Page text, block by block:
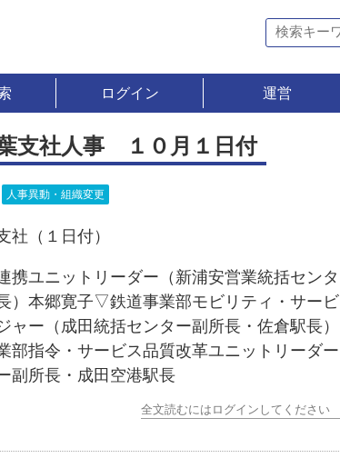
ログイン 運営
支社人事 １０月１日付
人事異動・組織変更
（１日付）
携ユニットリーダー（新浦安営業統括センタ
）本郷寛子▽鉄道事業部モビリティ・サービ
ャー（成田統括センター副所長・佐倉駅長）
部指令・サービス品質改革ユニットリーダー
副所長・成田空港駅長
全文読むにはログインしてください